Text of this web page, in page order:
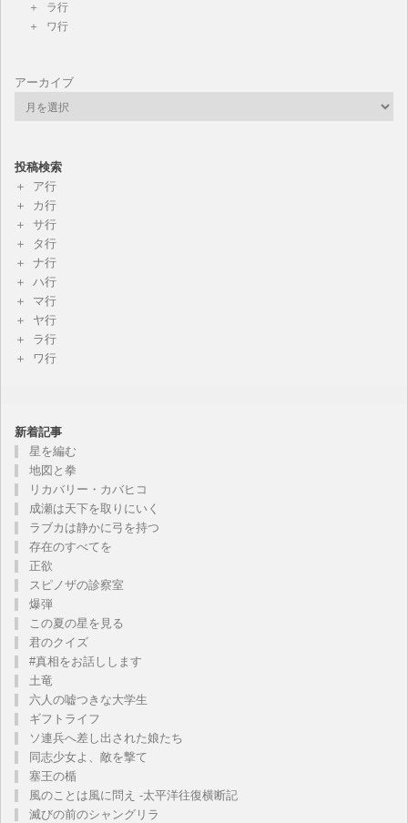
ラ行
ワ行
アーカイブ
投稿検索
ア行
カ行
サ行
タ行
ナ行
ハ行
マ行
ヤ行
ラ行
ワ行
新着記事
星を編む
地図と拳
リカバリー・カバヒコ
成瀬は天下を取りにいく
ラブカは静かに弓を持つ
存在のすべてを
正欲
スピノザの診察室
爆弾
この夏の星を見る
君のクイズ
#真相をお話しします
土竜
六人の嘘つきな大学生
ギフトライフ
ソ連兵へ差し出された娘たち
同志少女よ、敵を撃て
塞王の楯
風のことは風に問え -太平洋往復横断記
滅びの前のシャングリラ